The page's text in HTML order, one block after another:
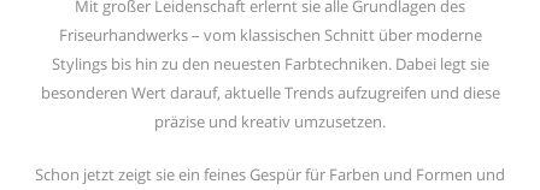
Mit großer Leidenschaft erlernt sie alle Grundlagen des
Friseurhandwerks – vom klassischen Schnitt über moderne
Stylings bis hin zu den neuesten Farbtechniken. Dabei legt sie
besonderen Wert darauf, aktuelle Trends aufzugreifen und diese
präzise und kreativ umzusetzen.
Schon jetzt zeigt sie ein feines Gespür für Farben und Formen und